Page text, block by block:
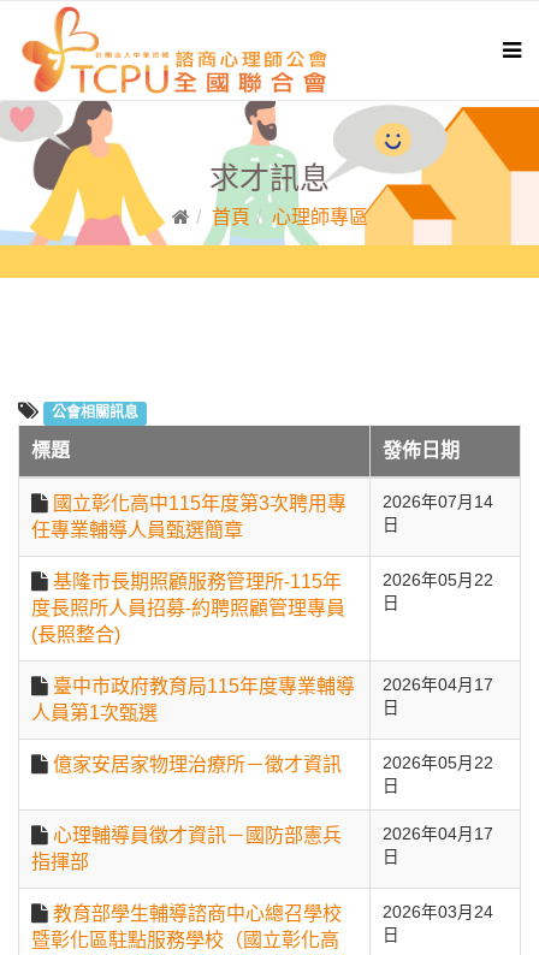
求才訊息
首頁 心理師專區
公會相關訊息
標題 發佈日期
國立彰化高中115年度第3次聘用專
任專業輔導人員甄選簡章
2026年07月14
日
基隆市長期照顧服務管理所-115年
度長照所人員招募-約聘照顧管理專員
(長照整合)
2026年05月22
日
臺中市政府教育局115年度專業輔導
人員第1次甄選
2026年04月17
日
億家安居家物理治療所－徵才資訊
2026年05月22
日
心理輔導員徵才資訊－國防部憲兵
指揮部
2026年04月17
日
教育部學生輔導諮商中心總召學校
暨彰化區駐點服務學校（國立彰化高
2026年03月24
日